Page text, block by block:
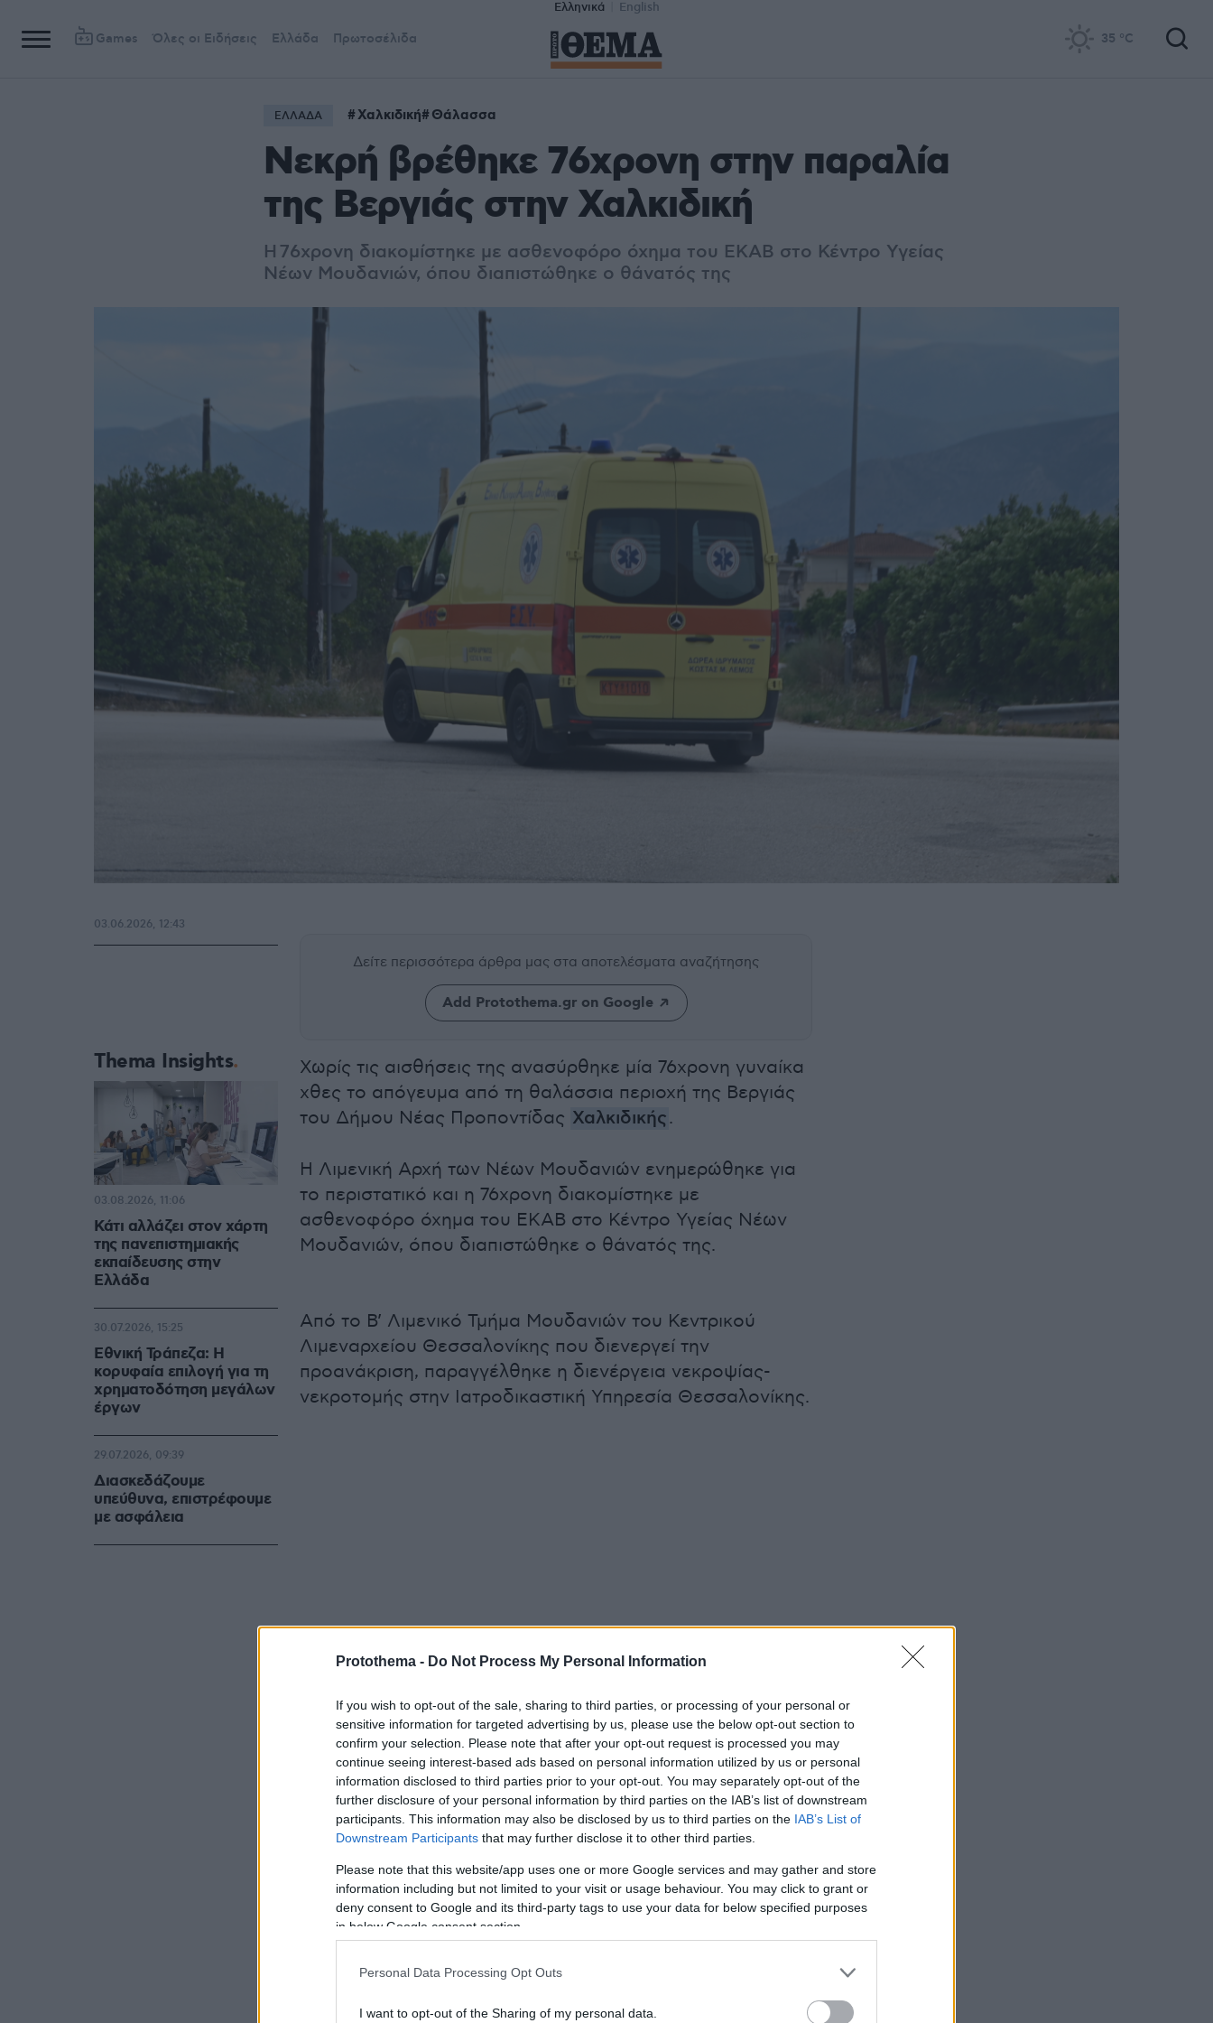
Protothema - Do Not Process My Personal Information
If you wish to opt-out of the sale, sharing to third parties, or processing of your personal or
sensitive information for targeted advertising by us, please use the below opt-out section to
confirm your selection. Please note that after your opt-out request is processed you may
continue seeing interest-based ads based on personal information utilized by us or personal
information disclosed to third parties prior to your opt-out. You may separately opt-out of the
further disclosure of your personal information by third parties on the IAB’s list of downstream
participants. This information may also be disclosed by us to third parties on the IAB’s List of
Downstream Participants that may further disclose it to other third parties.
Please note that this website/app uses one or more Google services and may gather and store
information including but not limited to your visit or usage behaviour. You may click to grant or
deny consent to Google and its third-party tags to use your data for below specified purposes
in below Google consent section.
Personal Data Processing Opt Outs
I want to opt-out of the Sharing of my personal data.
Ελληνικά English
Games Όλες οι Ειδήσεις Ελλάδα Πρωτοσέλιδα 35 °C
ΕΛΛΑΔΑ Χαλκιδική Θάλασσα
Νεκρή βρέθηκε 76χρονη στην παραλία
της Βεργιάς στην Χαλκιδική
Η 76χρονη διακομίστηκε με ασθενοφόρο όχημα του ΕΚΑΒ στο Κέντρο Υγείας
Νέων Μουδανιών, όπου διαπιστώθηκε ο θάνατός της
Δείτε περισσότερα άρθρα μας στα αποτελέσματα αναζήτησης
Add Protothema.gr on Google
Χωρίς τις αισθήσεις της ανασύρθηκε μία 76χρονη γυναίκα
χθες το απόγευμα από τη θαλάσσια περιοχή της Βεργιάς
του Δήμου Νέας Προποντίδας Χαλκιδικής.
Η Λιμενική Αρχή των Νέων Μουδανιών ενημερώθηκε για
το περιστατικό και η 76χρονη διακομίστηκε με
ασθενοφόρο όχημα του ΕΚΑΒ στο Κέντρο Υγείας Νέων
Μουδανιών, όπου διαπιστώθηκε ο θάνατός της.
Από το Β’ Λιμενικό Τμήμα Μουδανιών του Κεντρικού
Λιμεναρχείου Θεσσαλονίκης που διενεργεί την
προανάκριση, παραγγέλθηκε η διενέργεια νεκροψίας-
νεκροτομής στην Ιατροδικαστική Υπηρεσία Θεσσαλονίκης.
03.06.2026, 12:43
Thema Insights
Κάτι αλλάζει στον χάρτη
της πανεπιστημιακής
εκπαίδευσης στην
Ελλάδα
03.08.2026, 11:06
Εθνική Τράπεζα: Η
κορυφαία επιλογή για τη
χρηματοδότηση μεγάλων
έργων
30.07.2026, 15:25
Διασκεδάζουμε
υπεύθυνα, επιστρέφουμε
με ασφάλεια
29.07.2026, 09:39